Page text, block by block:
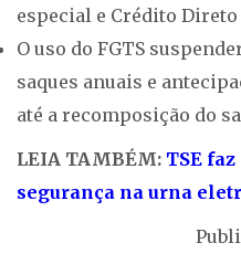
especial e Crédito Direto
O uso do FGTS
saques anuais e
até a recomposição do
LEIA TAMBÉM: TSE
segurança na urna